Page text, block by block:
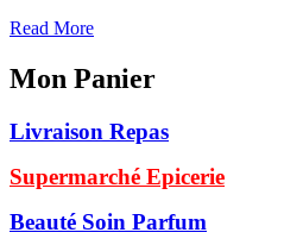
Read More
Mon Panier
Livraison Repas
Supermarché Epicerie
Beauté Soin Parfum